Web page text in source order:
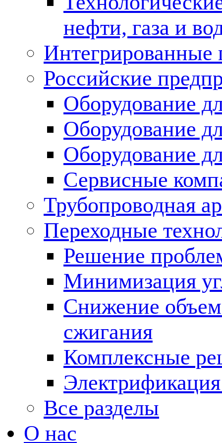
нефти, газа и
Российские
Оборудование
Оборудование
Оборудование
Сервисные
Трубопроводная
Переходные
Решение
Минимизация
Снижение
сжигания
Комплексные
Все разделы
О нас